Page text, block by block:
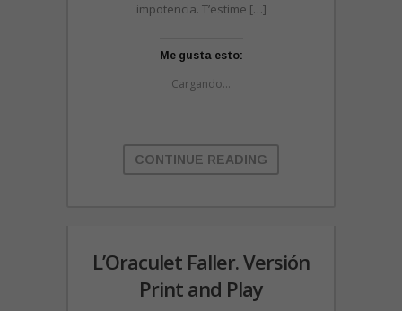
impotencia. T’estime […]
Me gusta esto:
Cargando...
CONTINUE READING
L’Oraculet Faller. Versión
Print and Play